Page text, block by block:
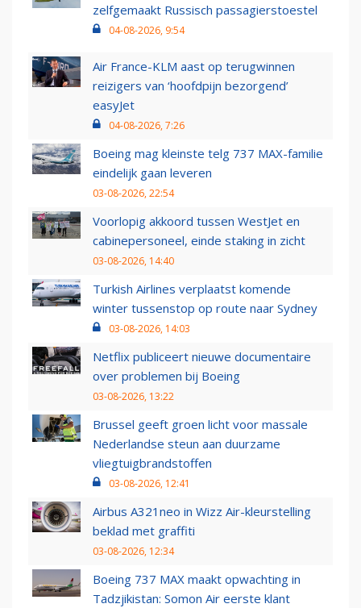
zelfgemaakt Russisch passagierstoestel
04-08-2026, 9:54
Air France-KLM aast op terugwinnen
reizigers van ‘hoofdpijn bezorgend’
easyJet
04-08-2026, 7:26
Boeing mag kleinste telg 737 MAX-familie
eindelijk gaan leveren
03-08-2026, 22:54
Voorlopig akkoord tussen WestJet en
cabinepersoneel, einde staking in zicht
03-08-2026, 14:40
Turkish Airlines verplaatst komende
winter tussenstop op route naar Sydney
03-08-2026, 14:03
Netflix publiceert nieuwe documentaire
over problemen bij Boeing
03-08-2026, 13:22
Brussel geeft groen licht voor massale
Nederlandse steun aan duurzame
vliegtuigbrandstoffen
03-08-2026, 12:41
Airbus A321neo in Wizz Air-kleurstelling
beklad met graffiti
03-08-2026, 12:34
Boeing 737 MAX maakt opwachting in
Tadzjikistan: Somon Air eerste klant